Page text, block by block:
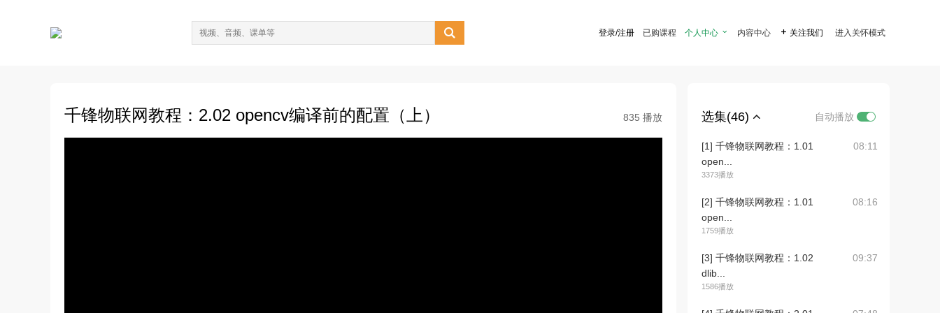
 登录/注册 已购课程 个人中心  内容中心  关注我们 进入关怀模式
千锋物联网教程：2.02 opencv编译前的配置（上） 835 播放 选集(46) 自动播放
[1] 千锋物联网教程：1.01
open...
3373播放
08:11
[2] 千锋物联网教程：1.01
open...
1759播放
08:16
[3] 千锋物联网教程：1.02
dlib...
1586播放
09:37